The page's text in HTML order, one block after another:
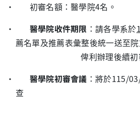
· 初審名額：醫學院4名。
· 醫學院收件期限 ：請各學系於
薦名單及推薦表彙整後統一送至院
俾利辦理後續初審相
· 醫學院初審會議 ：將於115/
查